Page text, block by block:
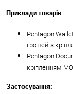
Приклади товарів:
Pentagon
грошей з
Pentagon
кріпленням
Застосування: